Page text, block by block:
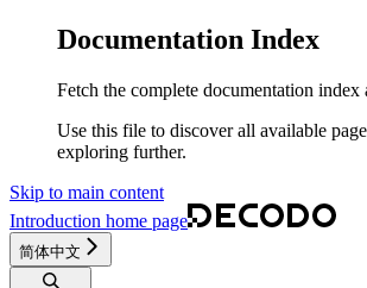
Documentation Index
Fetch the complete documentation index
Use this file to discover all available
exploring further.
Skip to main content
Introduction home page
简体中文